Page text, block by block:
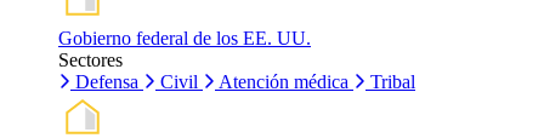
Gobierno federal de los EE. UU.
Sectores
Defensa
Civil Atención médica Tribal